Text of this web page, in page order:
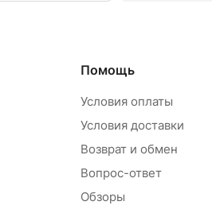
Помощь
Условия оплаты
Условия доставки
Возврат и обмен
Вопрос-ответ
Обзоры